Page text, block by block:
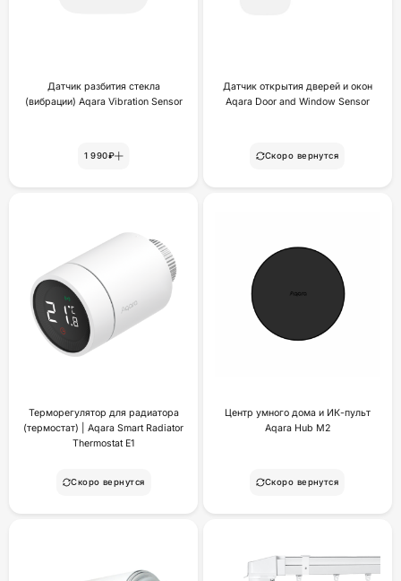
Датчик разбития стекла
(вибрации) Aqara Vibration Sensor
1 990₽
Датчик открытия дверей и окон
Aqara Door and Window Sensor
Скоро вернутся
Терморегулятор для радиатора
(термостат) | Aqara Smart Radiator
Thermostat E1
Скоро вернутся
Центр умного дома и ИК-пульт
Aqara Hub M2
Скоро вернутся